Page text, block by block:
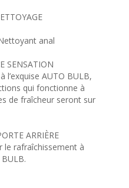
anal
SENSATION
l’exquise AUTO BULB,
qui fonctionne à
de fraîcheur seront sur
ARRIÈRE
le rafraîchissement à